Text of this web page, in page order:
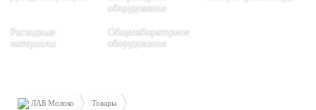
оборудование
Расходные
материалы
Общелабораторное
оборудование
ЛАБ Молоко Товары